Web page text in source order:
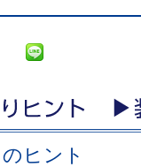
ヒント